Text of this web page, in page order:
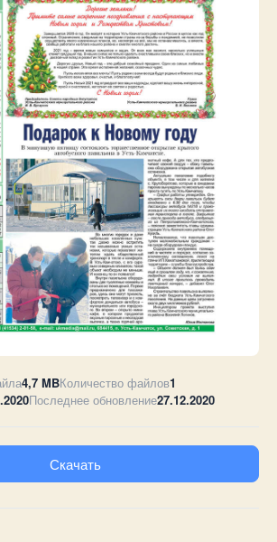
4,7 MBКоличество файлов1
Последнее обновление27.12.2020
Скачать